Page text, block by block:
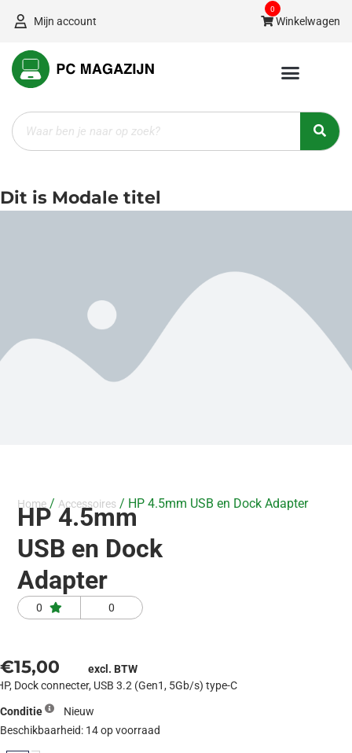
naar
inhoud
Mijn account
0
Winkelwagen
Zoeken
Dit is Modale titel
Home /Accessoires / HP 4.5mm USB en Dock Adapter
HP 4.5mm
USB en Dock
Adapter
0 0
€15,00
excl. BTW
Dock connecter, USB 3.2 (Gen1, 5Gb/s) type-C
Conditie
Nieuw
Beschikbaarheid: 14 op voorraad
HP
4.5mm